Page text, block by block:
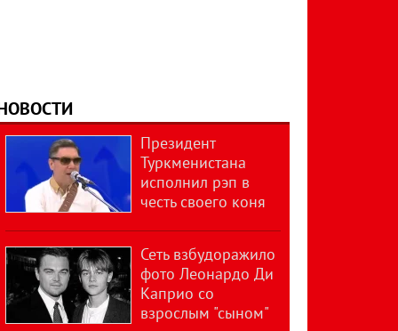
Президент
Туркменистана
исполнил рэп в
честь своего коня
Сеть взбудоражило
фото Леонардо Ди
Каприо со
взрослым "сыном"